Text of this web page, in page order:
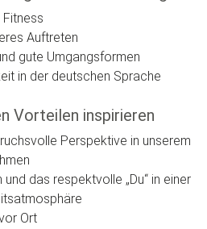
Auftreten
gute Umgangsformen
in der deutschen Sprache
Vorteilen inspirieren
Perspektive in unserem
und das respektvolle „Du“ in einer
Ort